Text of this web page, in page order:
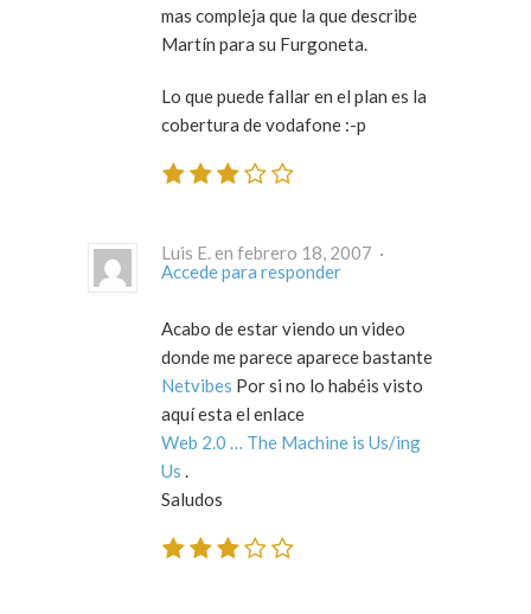
mas compleja que la que describe
Martín para su Furgoneta.
Lo que puede fallar en el plan es la
cobertura de vodafone :-p
Luis E. en febrero 18, 2007 ·
Accede para responder
Acabo de estar viendo un video
donde me parece aparece bastante
Netvibes Por si no lo habéis visto
aquí esta el enlace
Web 2.0 … The Machine is Us/ing
Us .
Saludos